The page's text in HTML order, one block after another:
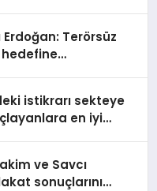
Terörsüz
istikrarı sekteye
en iyi
ve Savcı
sonuçlarını